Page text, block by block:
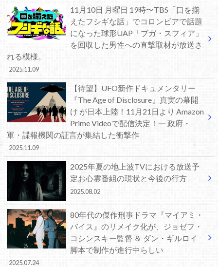
11月10日 月曜日 19時〜TBS「口を揃
えたフシギな話」でコロンビアで話題
になった球形UAP「ブガ・スフィア」
を回収した男性への直撃取材が放送さ
れる模様。
2025.11.09
【待望】UFO新作ドキュメンタリー
『The Age of Disclosure』真実の幕開
け が日本上陸！11月21日より Amazon
Prime Videoで配信決定！一 政府・
軍・諜報機関の証言が集結した衝撃作
2025.11.09
2025年夏の地上波TVにおける放送予
定お心霊番組の現状と今後の行方
2025.08.02
80年代の傑作刑事ドラマ『マイアミ・
バイス』のリメイク化が、ジョゼフ・
コシンスキー監督 ＆ ダン・ギルロイ
脚本で制作が進行中らしい
2025.07.24